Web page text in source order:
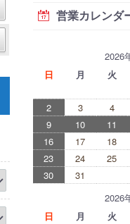
営業カレンダ
2026
日
月 火
2 3 4
9
10 11
16
17 18
23
24 25
30
31
2026
日
月 火